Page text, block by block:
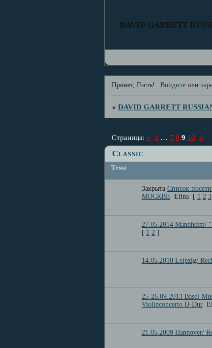
DAVID GARRETT
Привет, Гость! Войдитеили
»DAVID GARRETT
Classic
Страница: « 1 … 7 8 9 10 »
Тема
Закрыта Список
МОСКВЕ Elina [ 1 2 3
27.05.2014 Mannheim/
[ 1 2 ]
14.05.2010 Leipzig/
25-26.09.2013 Basel-
Violinconcerto D-Dur
21.05.2009 Hannover/